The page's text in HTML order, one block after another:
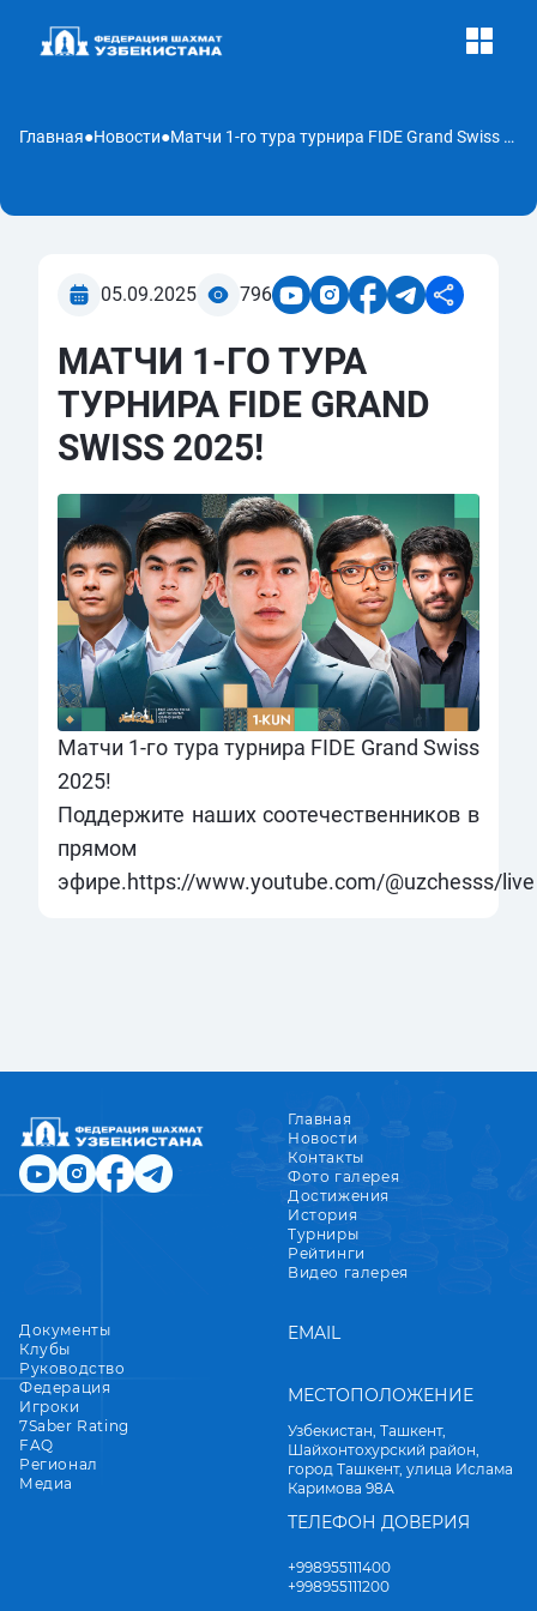
Главная●Новости● Матчи 1-го тура турнира FIDE Grand Swiss 2025!
05.09.2025 796
МАТЧИ 1-ГО ТУРА
ТУРНИРА FIDE GRAND
SWISS 2025!
Матчи 1-го тура турнира FIDE Grand Swiss
2025!
Поддержите наших соотечественников в
прямом
эфире.https://www.youtube.com/@uzchesss/live
Главная
Новости
Контакты
Фото галерея
Достижения
История
Турниры
Рейтинги
Видео галерея
Документы
Клубы
Руководство
Федерация
Игроки
7Saber Rating
FAQ
Регионал
Медиа
EMAIL
МЕСТОПОЛОЖЕНИЕ
Узбекистан, Ташкент,
Шайхонтохурский район,
город Ташкент, улица Ислама
Каримова 98А
ТЕЛЕФОН ДОВЕРИЯ
+998955111400
+998955111200